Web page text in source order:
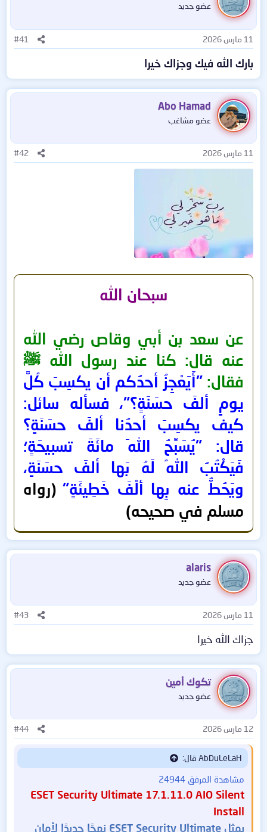
عضو جديد
11 مارس 2026 #41
بارك الله فيك وجزاك خيرا
Abo Hamad
عضو مشاغب
11 مارس 2026 #42
سبحان الله
عن سعد بن أبي وقاص رضي الله
عنه قال: كنا عند رسول الله ﷺ
فقال:"أَيَعْجِزُ أحدُكم أن يكسِبَ كُلَّ
يومٍ ألفَ حسَنَةٍ؟"، فسأله سائل:
كيف يكسِبَ أحدُنا ألفَ حسَنَةٍ؟
قال: "يُسَبِّحُ اللهَ مائَةَ تسبيحَةٍ؛
فَيَكْتُبُ اللهُ لَهُ بَها ألفَ حسَنَةٍ،
ويَحُطُّ عنه بِها ألْفَ خَطِيئَةٍ" (رواه
مسلم في صحيحه)
alaris
عضو جديد
11 مارس 2026 #43
جزاك الله خيرا
تكوك أمين
عضو جديد
12 مارس 2026 #44
AbDuLeLaH قال:
مشاهدة المرفق 24944
ESET Security Ultimate 17.1.11.0 AIO Silent
Install
يمثل ESET Security Ultimate نهجًا جديدًا لأمان